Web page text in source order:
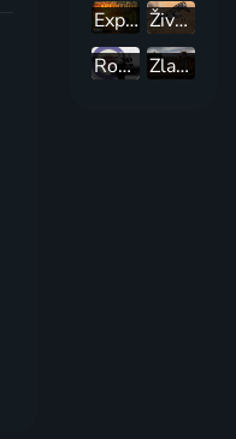
Expedice Neznámo
Život v divočině
Rození obchodníci
Zlatá horečka